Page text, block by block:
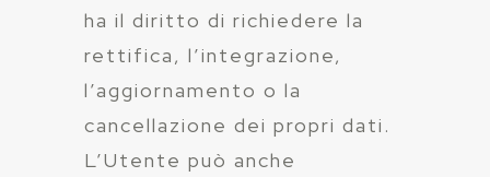
ha il diritto di richiedere la
rettifica, l’integrazione,
l’aggiornamento o la
cancellazione dei propri dati.
L’Utente può anche